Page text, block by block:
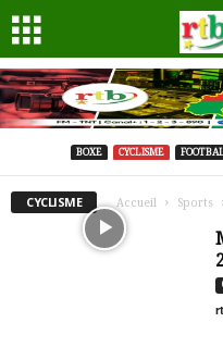
BOXE CYCLISME
CYCLISME Accueil Sports